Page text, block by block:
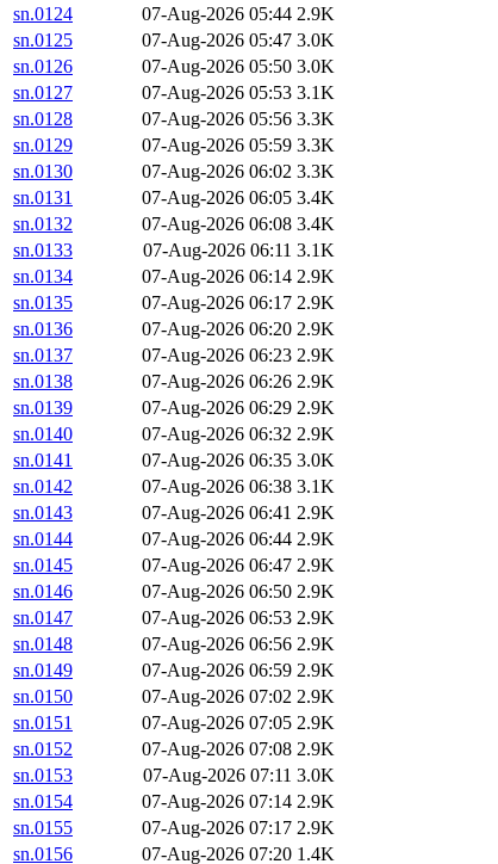
sn.0124
07-Aug-2026 05:44 2.9K
sn.0125
07-Aug-2026 05:47 3.0K
sn.0126
07-Aug-2026 05:50 3.0K
sn.0127
07-Aug-2026 05:53 3.1K
sn.0128
07-Aug-2026 05:56 3.3K
sn.0129
07-Aug-2026 05:59 3.3K
sn.0130
07-Aug-2026 06:02 3.3K
sn.0131
07-Aug-2026 06:05 3.4K
sn.0132
07-Aug-2026 06:08 3.4K
sn.0133
07-Aug-2026 06:11 3.1K
sn.0134
07-Aug-2026 06:14 2.9K
sn.0135
07-Aug-2026 06:17 2.9K
sn.0136
07-Aug-2026 06:20 2.9K
sn.0137
07-Aug-2026 06:23 2.9K
sn.0138
07-Aug-2026 06:26 2.9K
sn.0139
07-Aug-2026 06:29 2.9K
sn.0140
07-Aug-2026 06:32 2.9K
sn.0141
07-Aug-2026 06:35 3.0K
sn.0142
07-Aug-2026 06:38 3.1K
sn.0143
07-Aug-2026 06:41 2.9K
sn.0144
07-Aug-2026 06:44 2.9K
sn.0145
07-Aug-2026 06:47 2.9K
sn.0146
07-Aug-2026 06:50 2.9K
sn.0147
07-Aug-2026 06:53 2.9K
sn.0148
07-Aug-2026 06:56 2.9K
sn.0149
07-Aug-2026 06:59 2.9K
sn.0150
07-Aug-2026 07:02 2.9K
sn.0151
07-Aug-2026 07:05 2.9K
sn.0152
07-Aug-2026 07:08 2.9K
sn.0153
07-Aug-2026 07:11 3.0K
sn.0154
07-Aug-2026 07:14 2.9K
sn.0155
07-Aug-2026 07:17 2.9K
sn.0156
07-Aug-2026 07:20 1.4K